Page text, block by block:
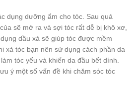
dụng dưỡng ẩm cho tóc. Sau quá
sẽ mở ra và sợi tóc rất dễ bị khô xơ,
dầu xả sẽ giúp tóc được mềm
xả tóc bạn nên sử dụng cách phần da
tóc yếu và khiến da đầu bết dính.
ý một số vấn đề khi chăm sóc tóc